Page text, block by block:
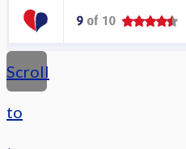
Scroll
to